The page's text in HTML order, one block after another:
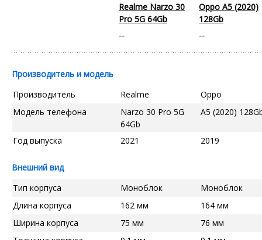
Realme Narzo 30
Pro 5G 64Gb
--
Oppo A5 (2020)
128Gb
--
Производитель и модель
Производитель
Realme
Oppo
Модель телефона
Narzo 30 Pro 5G
64Gb
A5 (2020)
Год выпуска 2021 2019
Внешний вид
Тип корпуса
Моноблок
Моноблок
Длина корпуса
162 мм
164 мм
Ширина корпуса
75 мм
76 мм